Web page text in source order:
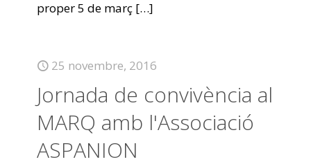
proper 5 de març […]
25 novembre, 2016
Jornada de convivència al
MARQ amb l'Associació
ASPANION